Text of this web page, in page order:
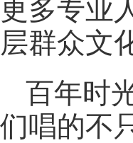
更多专业
层群众文
百年时
们唱的不